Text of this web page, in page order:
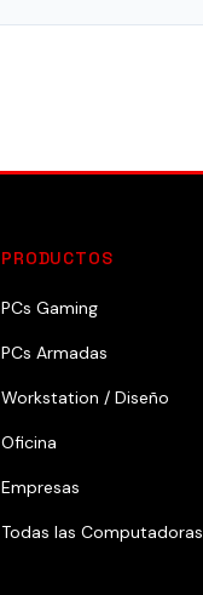
PRODUCTOS
PCs Gaming
PCs Armadas
Workstation / Diseño
Oficina
Empresas
Todas las Computadoras